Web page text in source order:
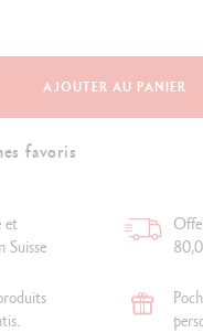
AJOUTER AU PANIER
favoris
et
Suisse